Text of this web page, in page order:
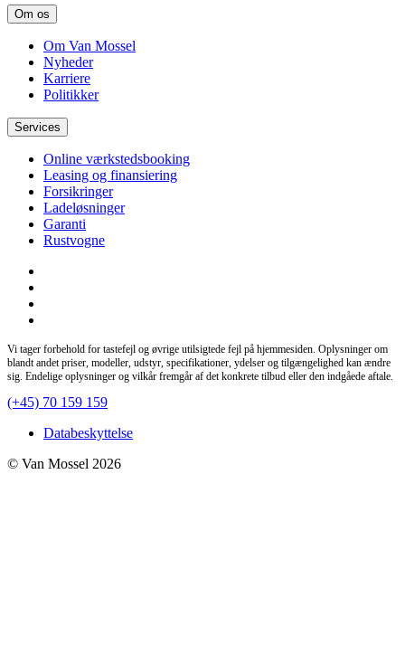
Om os
Om Van Mossel
Nyheder
Karriere
Politikker
Services
Online værkstedsbooking
Leasing og finansiering
Forsikringer
Ladeløsninger
Garanti
Rustvogne
Vi tager forbehold for tastefejl og øvrige utilsigtede fejl på hjemmesiden. Oplysninger om
blandt andet priser, modeller, udstyr, specifikationer, ydelser og tilgængelighed kan ændre
sig. Endelige oplysninger og vilkår fremgår af det konkrete tilbud eller den indgåede aftale.
(+45) 70 159 159
Databeskyttelse
© Van Mossel 2026